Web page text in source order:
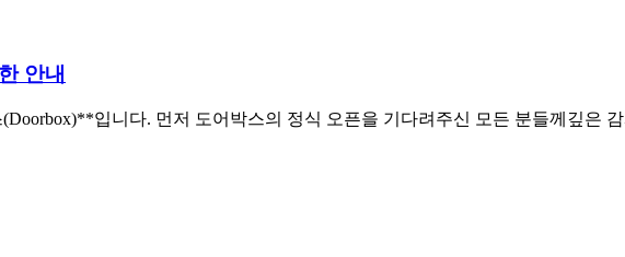
안내
입니다. 먼저 도어박스의 정식 오픈을 기다려주신 모든 분들께깊은